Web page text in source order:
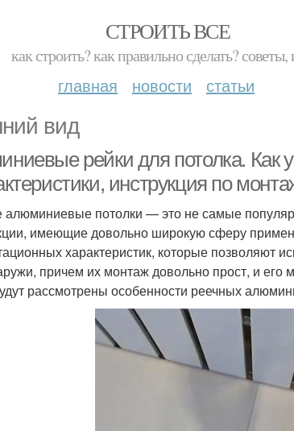
СТРОИТЬ ВСЕ
как строить? как правильно сделать? советы,
главная новости статьи
вид
рейки для потолка. Как
инструкция по
алюминиевые потолки — это не самые
имеющие довольно широкую сферу
характеристик, которые позволяют
причем их монтаж довольно прост, и
рассмотрены особенности реечных